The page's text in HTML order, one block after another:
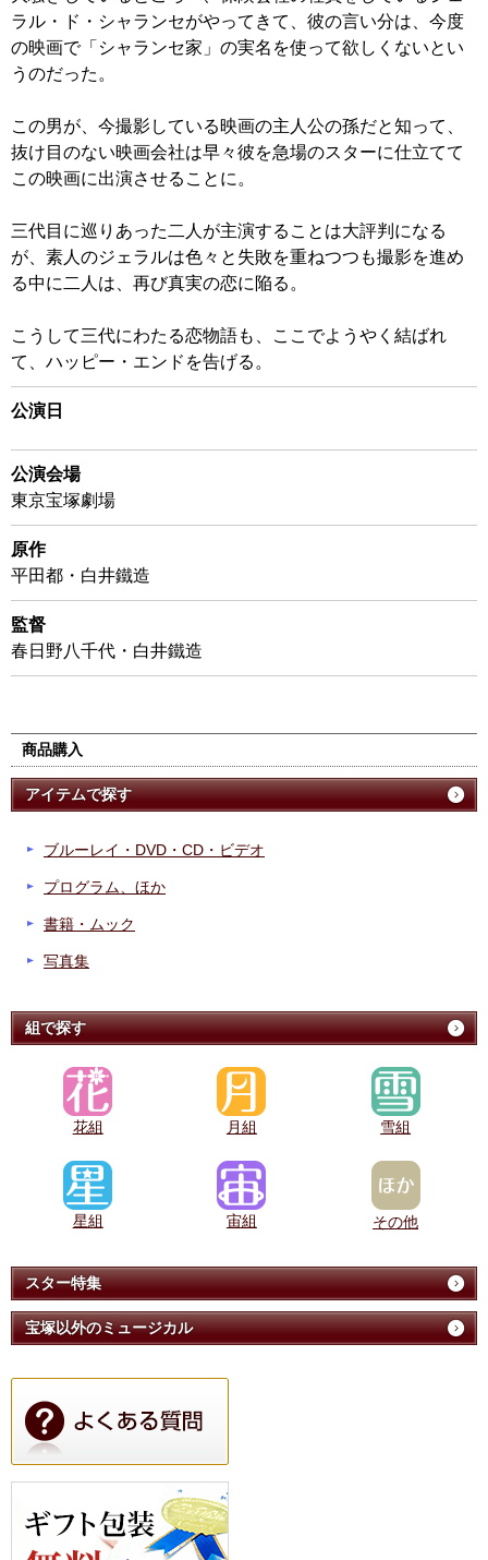
ラル・ド・シャランセがやってきて、彼の言い分は、今度
の映画で「シャランセ家」の実名を使って欲しくないとい
うのだった。
この男が、今撮影している映画の主人公の孫だと知って、
抜け目のない映画会社は早々彼を急場のスターに仕立てて
この映画に出演させることに。
三代目に巡りあった二人が主演することは大評判になる
が、素人のジェラルは色々と失敗を重ねつつも撮影を進め
る中に二人は、再び真実の恋に陥る。
こうして三代にわたる恋物語も、ここでようやく結ばれ
て、ハッピー・エンドを告げる。
公演日
公演会場
東京宝塚劇場
原作
平田都・白井鐵造
監督
春日野八千代・白井鐵造
商品購入
アイテムで探す
ブルーレイ・DVD・CD・ビデオ
プログラム、ほか
書籍・ムック
写真集
組で探す
花組 月組 雪組
星組 宙組 その他
スター特集
宝塚以外のミュージカル